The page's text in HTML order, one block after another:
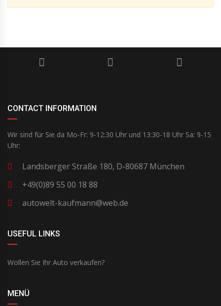
CONTACT INFORMATION
Wir sind für Sie da Mo-Fr: 9-12:30 Uhr und 13:30-18 Uhr Sa: 9-15
Uhr:
Landsberger Straße 180, D-80687 München
+49(0)89 55 00 18 88
autowelt-kaufmann@web.de
USEFUL LINKS
Wollen Sie Ihr Auto verkaufen?
MENÜ